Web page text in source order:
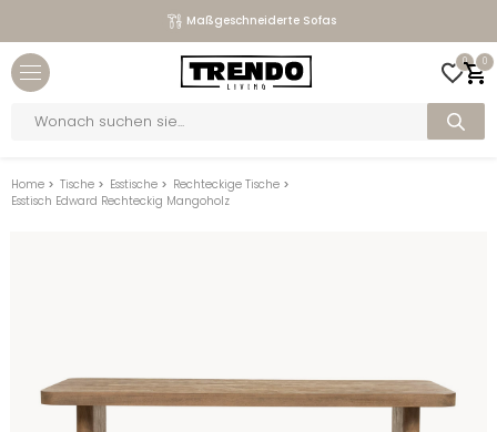
Maßgeschneiderte Sofas
0 0
search
Home > Tische > Esstische > Rechteckige Tische >
Esstisch Edward Rechteckig Mangoholz